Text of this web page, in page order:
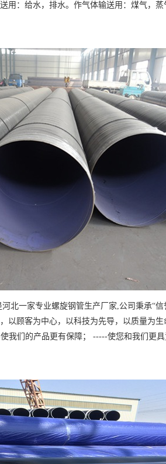
用：给水，排水。作气体输送用：煤气，
北一家专业螺旋钢管生产厂家,公司秉承“
以顾客为中心，以科技为先导，以质量为
我们的产品更有保障； -----使您和我们更